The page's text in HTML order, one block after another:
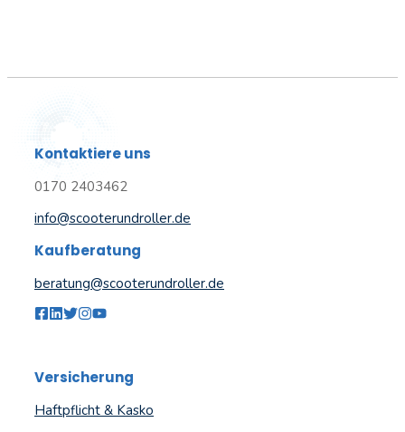
Kontaktiere uns
0170 2403462
info@scooterundroller.de
Kaufberatung
beratung@scooterundroller.de
Versicherung
Haftpflicht & Kasko